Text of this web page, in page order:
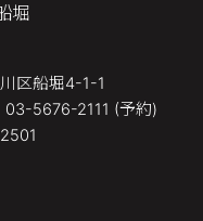
堀
区船堀4-1-1
5676-2111 (予約)